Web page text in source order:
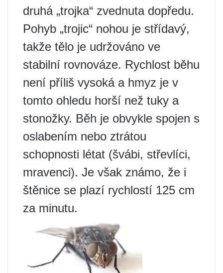
druhá „trojka“ zvednuta dopředu.
Pohyb „trojic“ nohou je střídavý,
takže tělo je udržováno ve
stabilní rovnováze. Rychlost běhu
není příliš vysoká a hmyz je v
tomto ohledu horší než tuky a
stonožky. Běh je obvykle spojen s
oslabením nebo ztrátou
schopnosti létat (švábi, střevlíci,
mravenci). Je však známo, že i
štěnice se plazí rychlostí 125 cm
za minutu.